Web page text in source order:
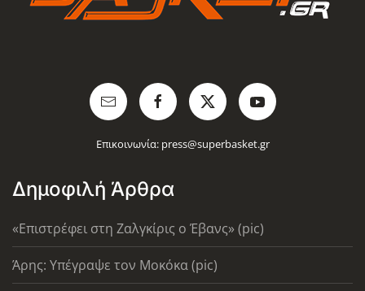
Επικοινωνία: press@superbasket.gr
Δημοφιλή Άρθρα
«Επιστρέφει στη Ζαλγκίρις ο Έβανς» (pic)
Άρης: Υπέγραψε τον Μοκόκα (pic)